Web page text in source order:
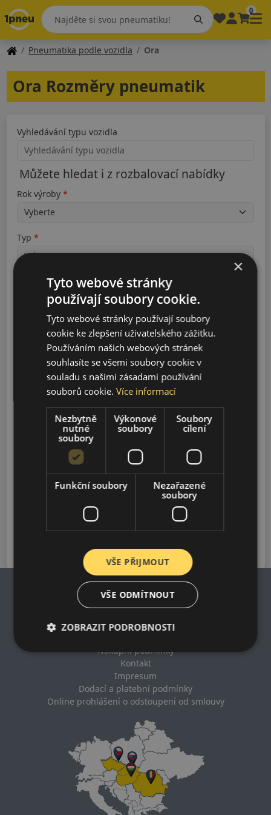
0
Pneumatika podle vozidla Ora
Ora Rozměry pneumatik
Vyhledávání typu vozidla
Můžete hledat i z rozbalovací nabídky
Rok výroby
Typ
Vyhledávání
2023-2025
2023-2025
2023-2025
2022-2023
Impresum
Nákupní podmínky
Kontakt
Impresum
Dodací a platební podmínky
Online prohlášení o odstoupení od smlouvy
×
Tyto webové stránky
používají soubory cookie.
Tyto webové stránky používají soubory
cookie ke zlepšení uživatelského zážitku.
Používáním našich webových stránek
souhlasíte se všemi soubory cookie v
souladu s našimi zásadami používání
souborů cookie.Více informací
Nezbytně
nutné
soubory
Výkonové
soubory
Soubory
cílení
Funkční soubory
Nezařazené
soubory
VŠE PŘIJMOUT
VŠE ODMÍTNOUT
ZOBRAZIT PODROBNOSTI